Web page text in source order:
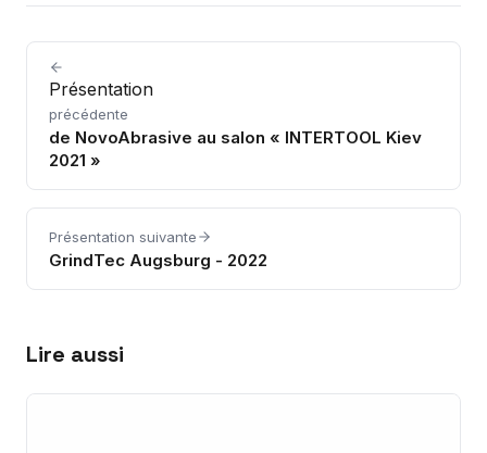
Présentation
précédente
de NovoAbrasive au salon « INTERTOOL Kiev
2021 »
Présentation suivante
GrindTec Augsburg - 2022
Lire aussi